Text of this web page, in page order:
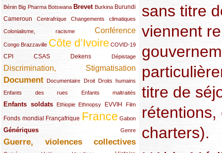
Bénin
(13/289)Big Pharma
(16/289) Botswana
(9/289) Brevet
(83/289) Burkina
(18/289) Burundi
(30/289)
Cameroun
(47/289) Centrafrique
(23/289) Changements climatiques
(10/289)
Colonialisme, racisme
(19/289) Conférence
(118/289)
Congo Brazzaville
(24/289) Côte d’Ivoire
(263/289) COVID-19
(13/289)
CPI
(48/289) CSAS
(32/289) Dekens
(29/289) Dépistage
(19/289)
Discrimination, Stigmatisation
(131/289)
Document
(145/289) Documentaire
(9/289) Droit
(20/289) Droits humains
(22/289)
Enfants des rues
(21/289) Enfants maltraités
(10/289)
Enfants soldats
(68/289) Ethiopie
(12/289) Ethnopsy
(15/289) EVVIH
(55/289) Film
(22/289)
Fonds mondial
(48/289) Françafrique
(39/289) France
(289/289) Gabon
(12/289)
Génériques
(59/289) Genre
(22/289)
Guerre, violences collectives
(149/289)
sans titre
viennent
titre de
rétentions,
charters).